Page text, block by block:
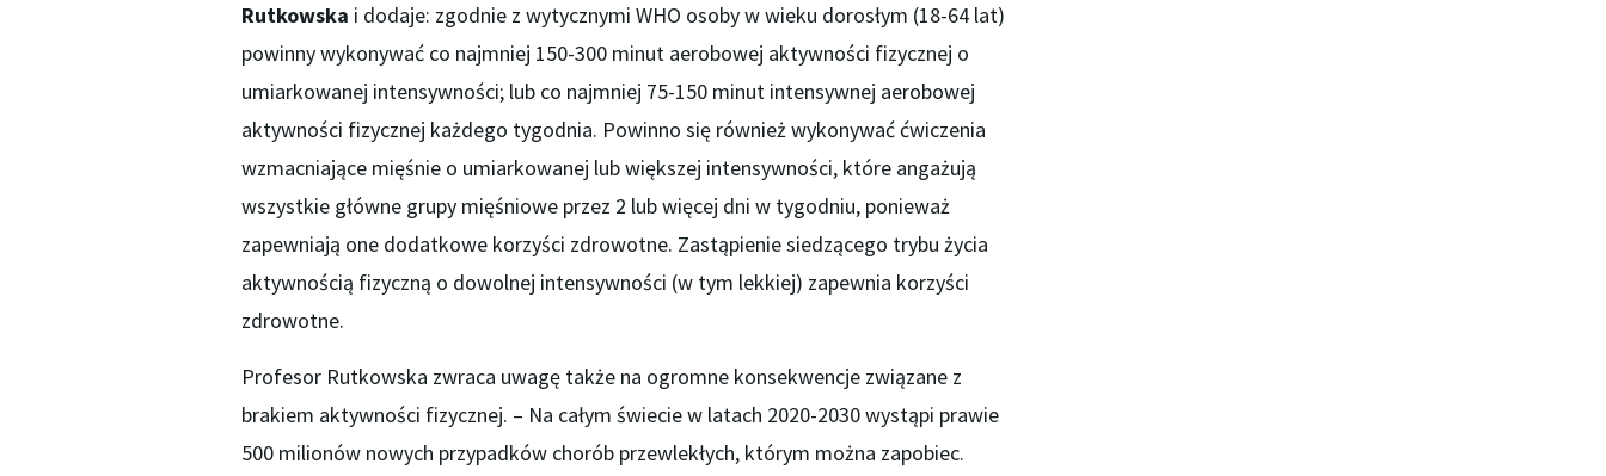
Rutkowska i dodaje: zgodnie z wytycznymi WHO osoby w wieku dorosłym (18-64 lat)
powinny wykonywać co najmniej 150-300 minut aerobowej aktywności fizycznej o
umiarkowanej intensywności; lub co najmniej 75-150 minut intensywnej aerobowej
aktywności fizycznej każdego tygodnia. Powinno się również wykonywać ćwiczenia
wzmacniające mięśnie o umiarkowanej lub większej intensywności, które angażują
wszystkie główne grupy mięśniowe przez 2 lub więcej dni w tygodniu, ponieważ
zapewniają one dodatkowe korzyści zdrowotne. Zastąpienie siedzącego trybu życia
aktywnością fizyczną o dowolnej intensywności (w tym lekkiej) zapewnia korzyści
zdrowotne.
Profesor Rutkowska zwraca uwagę także na ogromne konsekwencje związane z
brakiem aktywności fizycznej. – Na całym świecie w latach 2020-2030 wystąpi prawie
500 milionów nowych przypadków chorób przewlekłych, którym można zapobiec.